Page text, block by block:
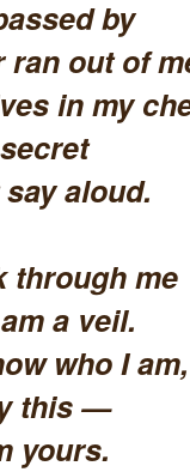
by
ran out of
in my
say aloud.
through me
a veil.
who I am,
this —
yours.